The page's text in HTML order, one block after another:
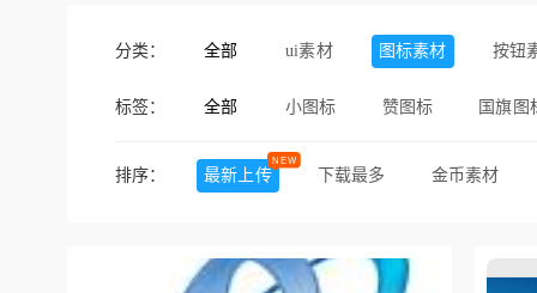
分类： 全部 ui素材 图标素材 按钮
标签： 全部 小图标 赞图标 国旗图
购物图标
太阳图标 礼盒图标
排序： 最新上传 下载最多 金币素材